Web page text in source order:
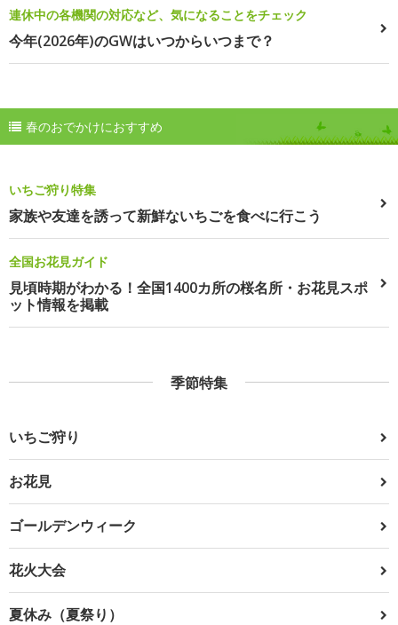
連休中の各機関の対応など、気になることをチェック
今年(2026年)のGWはいつからいつまで？
春のおでかけにおすすめ
いちご狩り特集
家族や友達を誘って新鮮ないちごを食べに行こう
全国お花見ガイド
見頃時期がわかる！全国1400カ所の桜名所・お花見スポ
ット情報を掲載
季節特集
いちご狩り
お花見
ゴールデンウィーク
花火大会
夏休み（夏祭り）